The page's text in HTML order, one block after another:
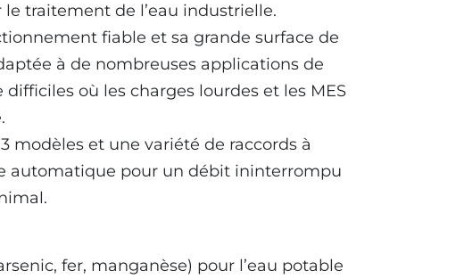
traitement de l’eau industrielle.
fiable et sa grande surface de
à de nombreuses applications de
où les charges lourdes et les MES
modèles et une variété de raccords à
automatique pour un débit ininterrompu
fer, manganèse) pour l’eau potable